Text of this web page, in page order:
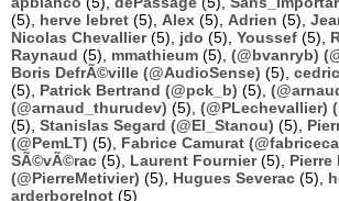
(5), herve lebret (5), Alex (5), Adrien (5),
Nicolas Chevallier(5), jdo (5), Youssef (5),
Raynaud (5), mmathieum (5), (@bvanryb)
Boris DefrÃ©ville (@AudioSense) (5),
(5), Patrick Bertrand (@pck_b) (5),
(@arnaud_thurudev) (5), (@PLechevallier)
(5), Stanislas Segard (@El_Stanou) (5),
(@PemLT) (5), Fabrice Camurat
SÃ©vÃ©rac (5), Laurent Fournier(5), Pierre
(@PierreMetivier) (5), Hugues Severac (5),
arderborelnot (5)